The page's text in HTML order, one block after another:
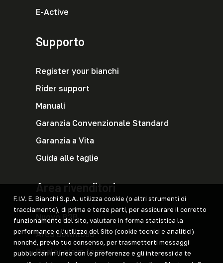
E-Active
Supporto
Register your bianchi
Rider support
Manuali
Garanzia Convenzionale Standard
Garanzia a Vita
Guida alle taglie
Area rivenditori
Nuovo B2B
Area download
Dealer claim form
F.I.V. E. Bianchi S.p.A. utilizza cookie (o altri strumenti di
tracciamento), di prima e terze parti, per assicurare il corretto
funzionamento del sito, valutare in forma statistica la
performance e l’utilizzo del Sito (cookie tecnici e analitici)
nonché, previo tuo consenso, per trasmetterti messaggi
pubblicitari in linea con le preferenze e gli interessi da te